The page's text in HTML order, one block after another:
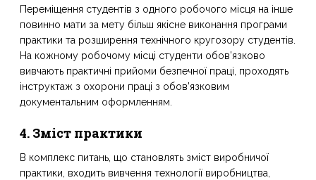
Переміщення студентів з одного робочого місця на інше
повинно мати за мету більш якісне виконання програми
практики та розширення технічного кругозору студентів.
На кожному робочому місці студенти обов’язково
вивчають практичні прийоми безпечної праці, проходять
інструктаж з охорони праці з обов’язковим
документальним оформленням.
4. Зміст практики
В комплекс питань, що становлять зміст виробничої
практики, входить вивчення технології виробництва,